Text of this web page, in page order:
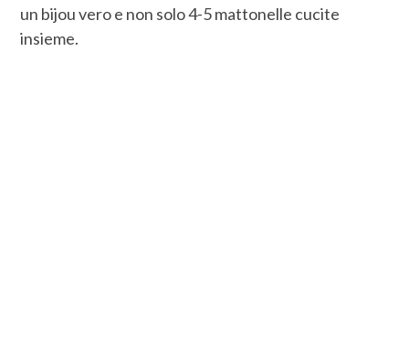
un bijou vero e non solo 4-5 mattonelle cucite
insieme.